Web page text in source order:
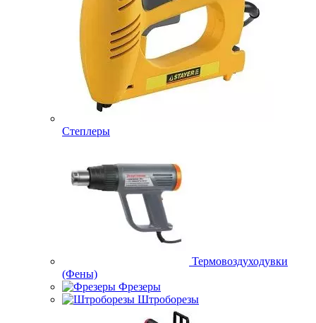
Степлеры
Термовоздуходувки
(Фены)
Фрезеры
Штроборезы